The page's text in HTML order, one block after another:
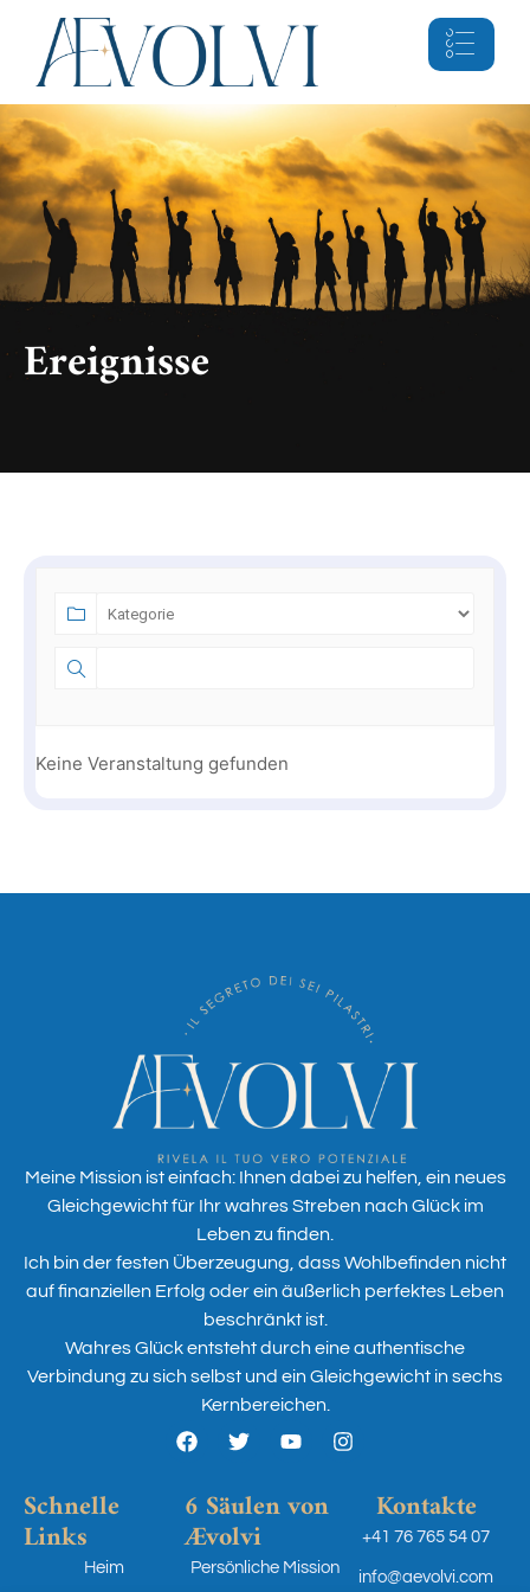
Ereignisse
Keine Veranstaltung gefunden
Meine Mission ist einfach: Ihnen dabei zu helfen, ein neues
Gleichgewicht für Ihr wahres Streben nach Glück im
Leben zu finden.
Ich bin der festen Überzeugung, dass Wohlbefinden nicht
auf finanziellen Erfolg oder ein äußerlich perfektes Leben
beschränkt ist.
Wahres Glück entsteht durch eine authentische
Verbindung zu sich selbst und ein Gleichgewicht in sechs
Kernbereichen.
Schnelle
Links
Heim
6 Säulen von
Ævolvi
Persönliche Mission
Kontakte
+41 76 765 54 07
info@aevolvi.com